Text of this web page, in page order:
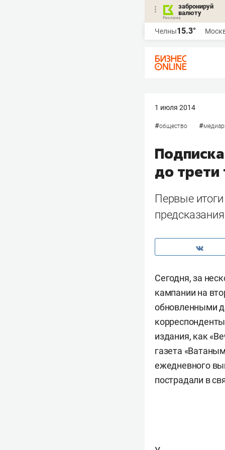
забронируй
валюту
Челны15.3°
1 июля 2014
#общество #
до трети
Первые
Сегодня, за
кампании на
обновленными
издания, как
газета
ежедневного
пострадали в